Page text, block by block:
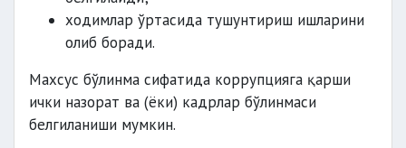
ходимлар ўртасида тушунтириш ишларини
олиб боради.
Махсус бўлинма сифатида коррупцияга қарши
ички назорат ва (ёки) кадрлар бўлинмаси
белгиланиши мумкин.